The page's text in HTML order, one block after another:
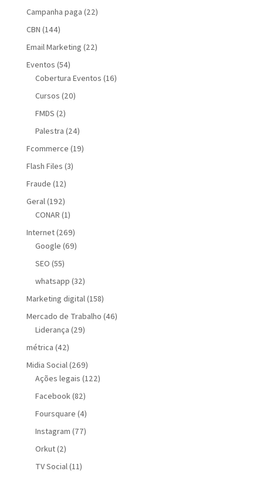
Campanha paga (22)
CBN (144)
Email Marketing (22)
Eventos (54)
Cobertura Eventos (16)
Cursos (20)
FMDS (2)
Palestra (24)
Fcommerce (19)
Flash Files (3)
Fraude (12)
Geral(192)
CONAR (1)
Internet(269)
Google (69)
SEO (55)
whatsapp (32)
Marketing digital(158)
Mercado de Trabalho (46)
Liderança (29)
métrica (42)
Midia Social(269)
Ações legais (122)
Facebook(82)
Foursquare (4)
Instagram (77)
Orkut(2)
TV Social(11)